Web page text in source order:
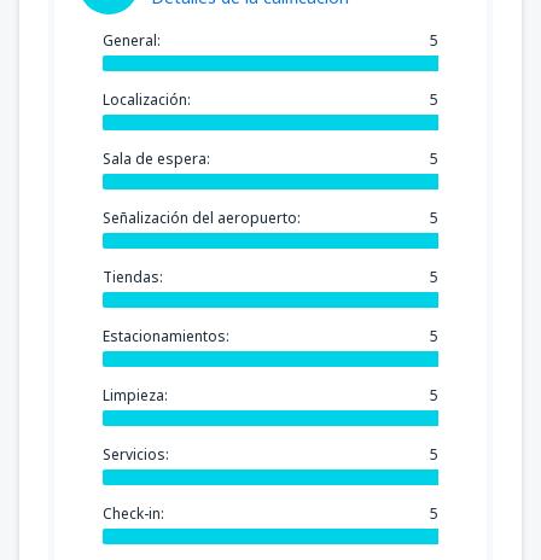
General: 5
Localización: 5
Sala de espera: 5
Señalización del aeropuerto: 5
Tiendas: 5
Estacionamientos: 5
Limpieza: 5
Servicios: 5
Check-in: 5